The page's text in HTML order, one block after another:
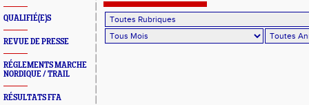
QUALIFIÉ(E)S
REVUE DE PRESSE
RÉGLEMENTS MARCHE
NORDIQUE / TRAIL
RÉSULTATS FFA